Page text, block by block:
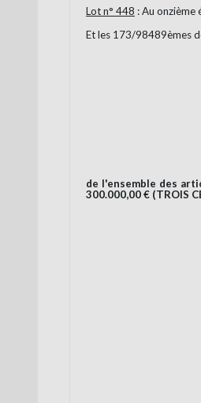
Lot n° 448 : Au onzième
Et les 173/98489èmes
de l'ensemble des
300.000,00 € (TROIS